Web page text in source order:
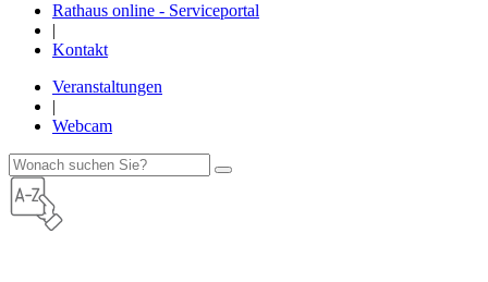
Rathaus online - Serviceportal
|
Kontakt
Veranstaltungen
|
Webcam